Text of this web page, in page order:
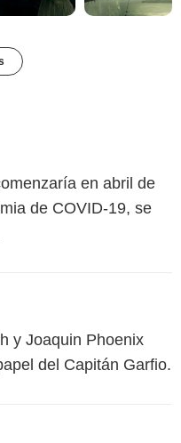
en abril de
de COVID-19, se
y Joaquin Phoenix
del Capitán Garfio.